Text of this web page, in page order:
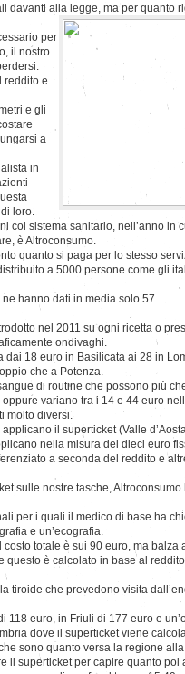
davanti alla legge, ma per quanto
per
il nostro
reddito e
e gli
a
in
loro.
col sistema sanitario, nell’anno in
è Altroconsumo.
quanto si paga per lo stesso
a 5000 persone come gli
hanno dati in media solo 57.
nel 2011 su ogni ricetta o
ondivaghi.
dai 18 euro in Basilicata ai 28 in
che a Potenza.
di routine che possono più
variano tra i 14 e 44 euro
molto diversi.
il superticket (Valle
nella misura dei dieci euro
a seconda del reddito e
sulle nostre tasche,
per i quali il medico di base ha
e un’ecografia.
totale è sui 90 euro, ma balza
questo è calcolato in base al
tiroide che prevedono visita
118 euro, in Friuli di 177 euro e
dove il superticket viene
sono quanto versa la regione
il superticket per capire quanto poi